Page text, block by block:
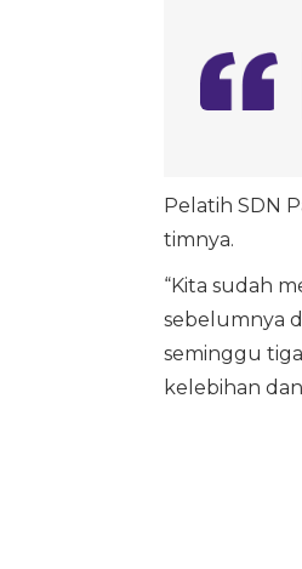
Pelatih SDN
timnya.
“Kita sudah
sebelumnya
seminggu
kelebihan